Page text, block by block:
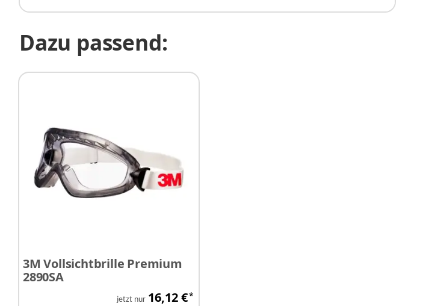
Dazu passend:
3M Vollsichtbrille Premium
2890SA
jetzt nur 16,12 €*